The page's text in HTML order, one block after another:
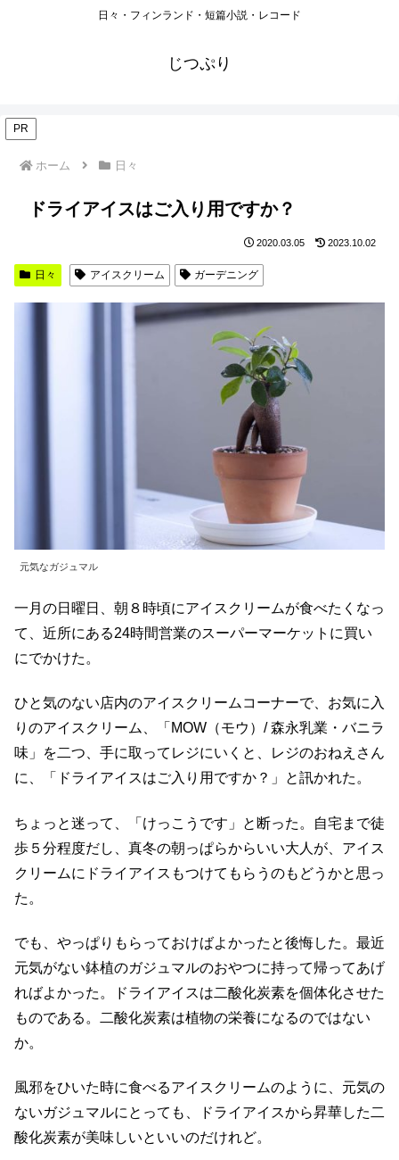
日々・フィンランド・短篇小説・レコード
じつぷり
PR
ホーム 日々
ドライアイスはご入り用ですか？
2020.03.05 2023.10.02
日々 アイスクリーム ガーデニング
元気なガジュマル
一月の日曜日、朝８時頃にアイスクリームが食べたくなっ
て、近所にある24時間営業のスーパーマーケットに買い
にでかけた。
ひと気のない店内のアイスクリームコーナーで、お気に入
りのアイスクリーム、「MOW（モウ）/ 森永乳業・バニラ
味」を二つ、手に取ってレジにいくと、レジのおねえさん
に、「ドライアイスはご入り用ですか？」と訊かれた。
ちょっと迷って、「けっこうです」と断った。自宅まで徒
歩５分程度だし、真冬の朝っぱらからいい大人が、アイス
クリームにドライアイスもつけてもらうのもどうかと思っ
た。
でも、やっぱりもらっておけばよかったと後悔した。最近
元気がない鉢植のガジュマルのおやつに持って帰ってあげ
ればよかった。ドライアイスは二酸化炭素を個体化させた
ものである。二酸化炭素は植物の栄養になるのではない
か。
風邪をひいた時に食べるアイスクリームのように、元気の
ないガジュマルにとっても、ドライアイスから昇華した二
酸化炭素が美味しいといいのだけれど。